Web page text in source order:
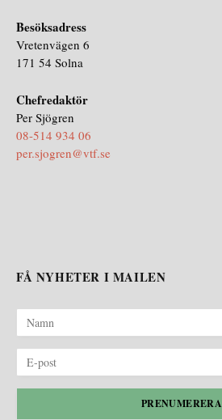
Besöksadress
Vretenvägen 6
171 54 Solna
Chefredaktör
Per Sjögren
08-514 934 06
per.sjogren@vtf.se
FÅ NYHETER I MAILEN
PRENUMERERA